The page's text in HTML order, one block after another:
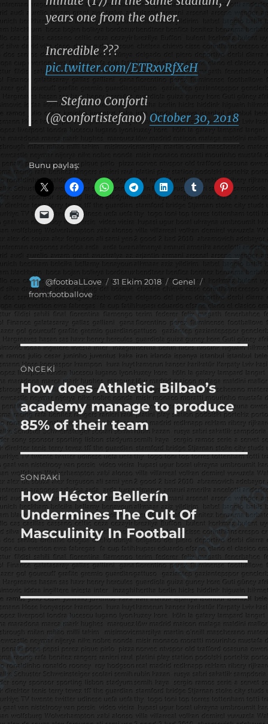
years one from the other.
Incredible ???
pic.twitter.com/ETRxvRfXeH
— Stefano Conforti
(@confortistefano)October 30, 2018
Bunu paylaş:
Yazar
@footbaLLove
Yayın
tarihi
31 Ekim 2018 Kategoriler
Genel
Etiketler
from:footballove
Yazı
gezinmesi
ÖNCEKI
Önceki
yazı:
How does Athletic Bilbao’s
academy manage to produce
85% of their team
SONRAKI
Sonraki
yazı:
How Héctor Bellerín
Undermines The Cult Of
Masculinity In Football